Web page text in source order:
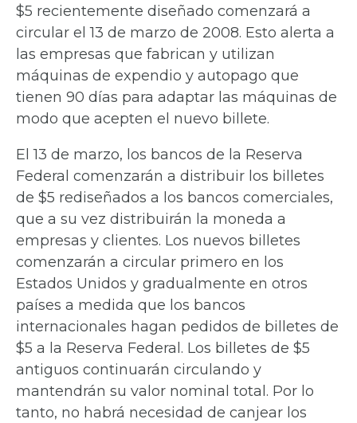
$5 recientemente diseñado comenzará a
circular el 13 de marzo de 2008. Esto alerta a
las empresas que fabrican y utilizan
máquinas de expendio y autopago que
tienen 90 días para adaptar las máquinas de
modo que acepten el nuevo billete.
El 13 de marzo, los bancos de la Reserva
Federal comenzarán a distribuir los billetes
de $5 rediseñados a los bancos comerciales,
que a su vez distribuirán la moneda a
empresas y clientes. Los nuevos billetes
comenzarán a circular primero en los
Estados Unidos y gradualmente en otros
países a medida que los bancos
internacionales hagan pedidos de billetes de
$5 a la Reserva Federal. Los billetes de $5
antiguos continuarán circulando y
mantendrán su valor nominal total. Por lo
tanto, no habrá necesidad de canjear los